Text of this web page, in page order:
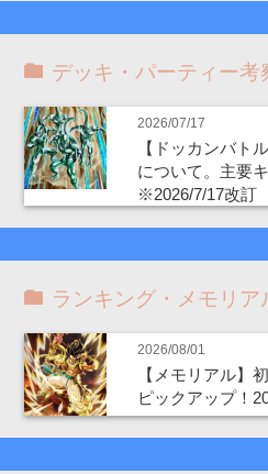
デッキ・パーティー考
2026/07/17
【ドッカンバト
について。主要
※2026/7/17改訂
ランキング・メモリア
2026/08/01
【メモリアル】
ピックアップ！